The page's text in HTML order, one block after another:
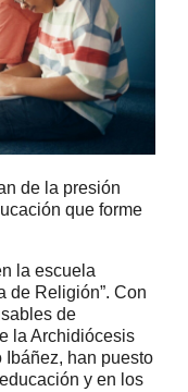
de la presión
que forme
la escuela
de Religión”. Con
de
la Archidiócesis
Ibáñez, han puesto
y en los